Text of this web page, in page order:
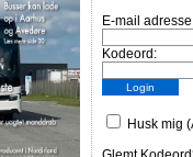
E-mail
Kodeord:
Husk mig